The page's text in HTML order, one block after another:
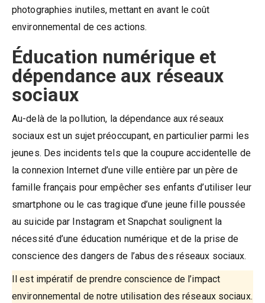
photographies inutiles, mettant en avant le coût
environnemental de ces actions.
Éducation numérique et
dépendance aux réseaux
sociaux
Au-delà de la pollution, la dépendance aux réseaux
sociaux est un sujet préoccupant, en particulier parmi les
jeunes. Des incidents tels que la coupure accidentelle de
la connexion Internet d’une ville entière par un père de
famille français pour empêcher ses enfants d’utiliser leur
smartphone ou le cas tragique d’une jeune fille poussée
au suicide par Instagram et Snapchat soulignent la
nécessité d’une éducation numérique et de la prise de
conscience des dangers de l’abus des réseaux sociaux.
Il est impératif de prendre conscience de l’impact
environnemental de notre utilisation des réseaux sociaux.